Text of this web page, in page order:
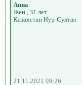
Анна
Жен., 31 лет.
Казахстан Нур-Султан
21.11.2021 09:26